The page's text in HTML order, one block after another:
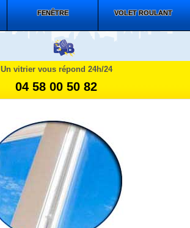
FENÊTRE VOLET ROULANT
Un vitrier vous répond 24h/24
04 58 00 50 82